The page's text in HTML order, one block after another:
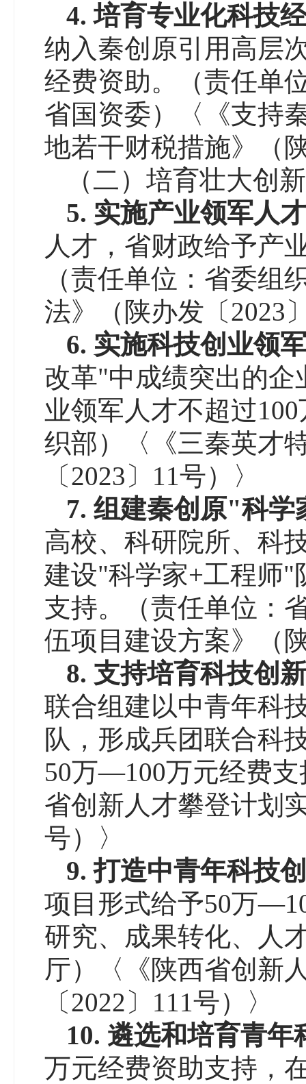
4.培育专业化科技
纳入秦创原引用高层
经费资助。（责任单
省国资委）〈《支持
地若干财税措施》（
（二）培育壮大创
5. 实施产业领军人
人才，省财政给予产
（责任单位：省委组
法》（陕办发〔2023
6. 实施科技创业领
改革"中成绩突出的企
业领军人才不超过
织部）〈《三秦英才
〔2023〕11号）〉
7. 组建秦创原"科学
高校、科研院所、科
建设"科学家+工程师"
支持。（责任单位：
伍项目建设方案》（
8. 支持培育科技创
联合组建以中青年科
队，形成兵团联合科
50万—100万元经费
省创新人才攀登计划
号）〉
9.打造中青年科技
项目形式给予50万
研究、成果转化、人
厅）〈《陕西省创新
〔2022〕111号）〉
10. 遴选和培育青年
万元经费资助支持，